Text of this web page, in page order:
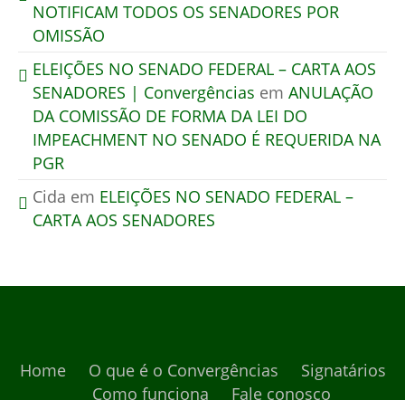
NOTIFICAM TODOS OS SENADORES POR
OMISSÃO
ELEIÇÕES NO SENADO FEDERAL – CARTA AOS
SENADORES | Convergências em ANULAÇÃO
DA COMISSÃO DE FORMA DA LEI DO
IMPEACHMENT NO SENADO É REQUERIDA NA
PGR
Cida em ELEIÇÕES NO SENADO FEDERAL –
CARTA AOS SENADORES
Home O que é o Convergências
Signatários
Como funciona
Fale conosco